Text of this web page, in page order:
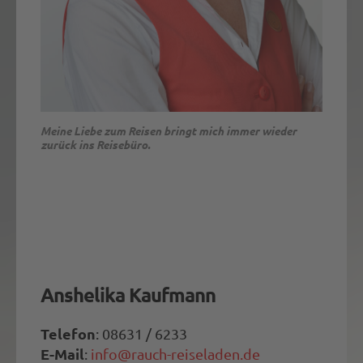
Meine Liebe zum Reisen bringt mich immer wieder
zurück ins Reisebüro.
Anshi, unser sportlicher Stern, misst Hotelqualität
anders: Poollängen statt Zimmergrößen.
Anshelika Kaufmann
Telefon: 08631 / 6233
E-Mail: info@rauch-reiseladen.de